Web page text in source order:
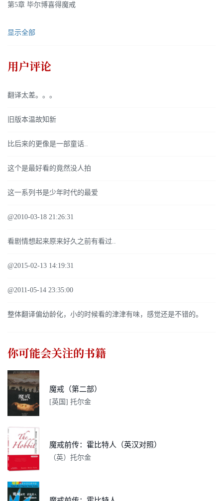
第5章 毕尔博喜得魔戒
显示全部
用户评论
翻译太差。。。
旧版本温故知新
比后来的更像是一部童话..
这个是最好看的竟然没人拍
这一系列书是少年时代的最爱
@2010-03-18 21:26:31
看剧情想起来原来好久之前有看过..
@2015-02-13 14:19:31
@2011-05-14 23:35:00
整体翻译偏幼龄化，小的时候看的津津有味，感觉还是不错的。
你可能会关注的书籍
魔戒（第二部）
[英国] 托尔金
魔戒前传：霍比特人（英汉对照）
（英）托尔金